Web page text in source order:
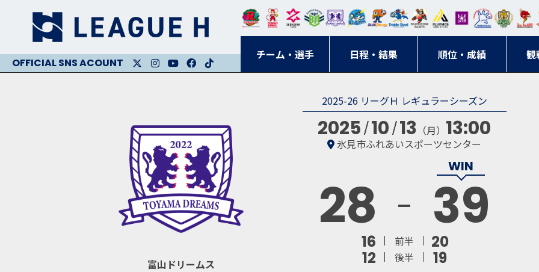
チーム・選手 日程・結果 順位・成績 観
東日
本レ
ガロ
オー
ソル
埼玉
クス
ター
東京
BM
川
ドリ
ーム
ス
寺ブ
ルー
サン
ーフ
ァル
コン
屋
ニッ キン
ス大
阪
エゾハン
ブ
ンウ
ルヴ
ス福
2025-26 リーグＨ レギュラーシーズン
富山ドリームス
2025 10 13 （月） 13:00
氷見市ふれあいスポーツセンター
28 39
16 前半
20
12
後半 19